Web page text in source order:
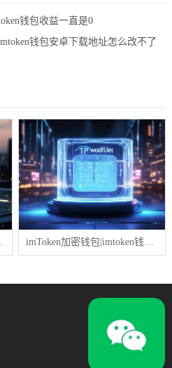
钱包收益一直是0
钱包安卓下载地址怎么改不了